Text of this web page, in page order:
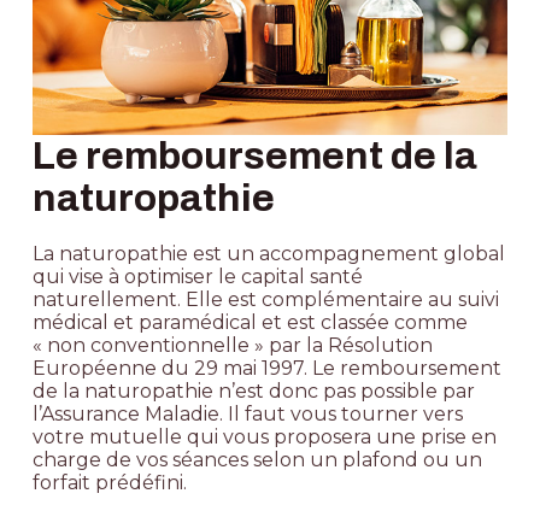
Le remboursement de la
naturopathie
La naturopathie est un accompagnement global
qui vise à optimiser le capital santé
naturellement. Elle est complémentaire au suivi
médical et paramédical et est classée comme
« non conventionnelle » par la Résolution
Européenne du 29 mai 1997. Le remboursement
de la naturopathie n’est donc pas possible par
l’Assurance Maladie. Il faut vous tourner vers
votre mutuelle qui vous proposera une prise en
charge de vos séances selon un plafond ou un
forfait prédéfini.